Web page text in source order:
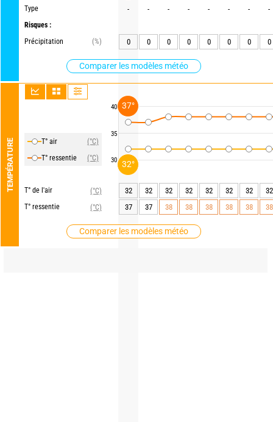
Type
Risques :
Précipitation
(%)
Comparer les modèles météo
TEMPÉRATURE T° air
(°C)
T° ressentie
(°C)
T° de l'air
(°C)
T° ressentie
(°C)
Comparer les modèles météo
40
35
30
- - - - - - - -
0 0 0 0 0 0 0 0
32 32 32 32 32 32 32
32
37
37 38 38 38 38 38 38
32°
37°